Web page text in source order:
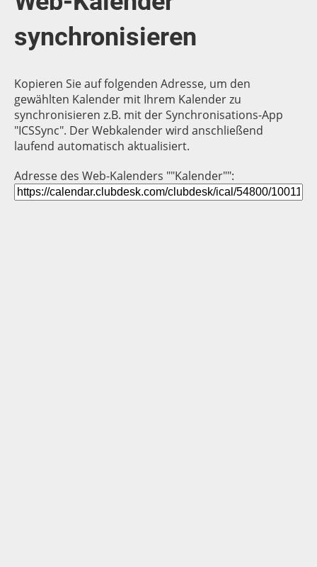
synchronisieren
Kopieren Sie auf folgenden Adresse, um den
gewählten Kalender mit Ihrem Kalender zu
synchronisieren z.B. mit der Synchronisations-App
"ICSSync". Der Webkalender wird anschließend
laufend automatisch aktualisiert.
Adresse des Web-Kalenders ""Kalender"":